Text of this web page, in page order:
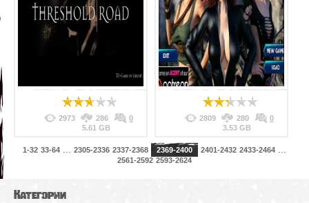
2973 286
0
5.61 GB
2809 280
0
3.53 GB
1-32 33-64 ... 2305-2336 2337-2368 2369-2400 2401-2432 2433-2464 ...
2561-2592 2593-2624
Категории